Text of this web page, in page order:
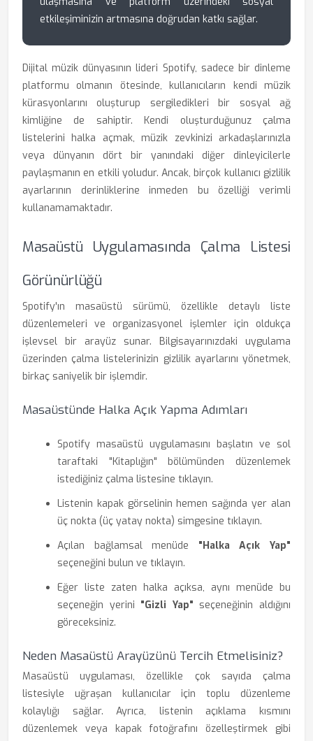
etkileşiminizin artmasına doğrudan katkı sağlar.
Dijital müzik dünyasının lideri Spotify, sadece bir dinleme
platformu olmanın ötesinde, kullanıcıların kendi müzik
kürasyonlarını oluşturup sergiledikleri bir sosyal ağ
kimliğine de sahiptir. Kendi oluşturduğunuz çalma
listelerini halka açmak, müzik zevkinizi arkadaşlarınızla
veya dünyanın dört bir yanındaki diğer dinleyicilerle
paylaşmanın en etkili yoludur. Ancak, birçok kullanıcı gizlilik
ayarlarının derinliklerine inmeden bu özelliği verimli
kullanamamaktadır.
Masaüstü Uygulamasında Çalma Listesi
Görünürlüğü
Spotify'ın masaüstü sürümü, özellikle detaylı liste
düzenlemeleri ve organizasyonel işlemler için oldukça
işlevsel bir arayüz sunar. Bilgisayarınızdaki uygulama
üzerinden çalma listelerinizin gizlilik ayarlarını yönetmek,
birkaç saniyelik bir işlemdir.
Masaüstünde Halka Açık Yapma Adımları
Spotify masaüstü uygulamasını başlatın ve sol
taraftaki "Kitaplığın" bölümünden düzenlemek
istediğiniz çalma listesine tıklayın.
Listenin kapak görselinin hemen sağında yer alan
üç nokta (üç yatay nokta) simgesine tıklayın.
Açılan bağlamsal menüde "Halka Açık Yap"
seçeneğini bulun ve tıklayın.
Eğer liste zaten halka açıksa, aynı menüde bu
seçeneğin yerini "Gizli Yap" seçeneğinin aldığını
göreceksiniz.
Neden Masaüstü Arayüzünü Tercih Etmelisiniz?
Masaüstü uygulaması, özellikle çok sayıda çalma
listesiyle uğraşan kullanıcılar için toplu düzenleme
kolaylığı sağlar. Ayrıca, listenin açıklama kısmını
düzenlemek veya kapak fotoğrafını özelleştirmek gibi